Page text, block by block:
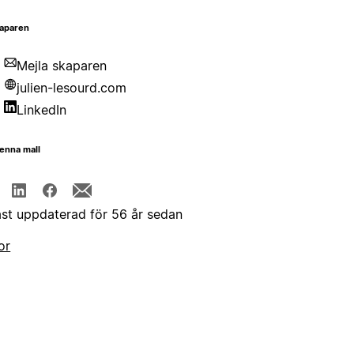
Mejla skaparen
julien-lesourd.com
LinkedIn
mall
uppdaterad för 56 år sedan